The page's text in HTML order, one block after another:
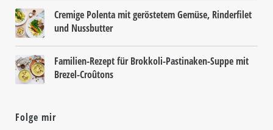
Cremige Polenta mit geröstetem Gemüse, Rinderfilet
und Nussbutter
Familien-Rezept für Brokkoli-Pastinaken-Suppe mit
Brezel-Croûtons
Folge mir